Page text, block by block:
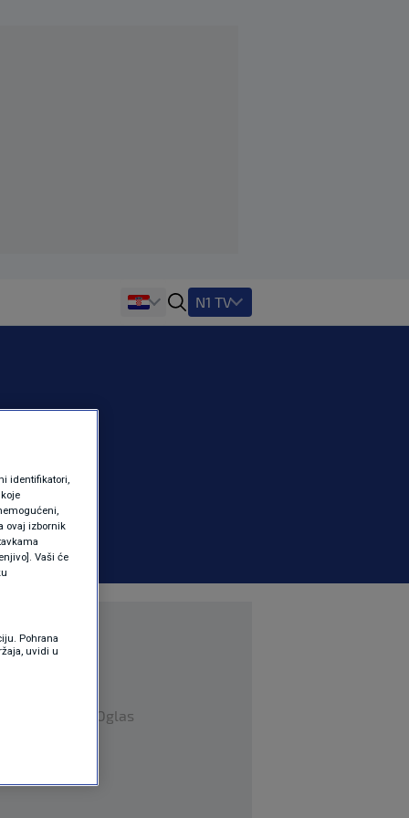
N1 TV
Oglas
identifikatori,
ovaj izbornik
Vaši će
Pohrana
uvidi u